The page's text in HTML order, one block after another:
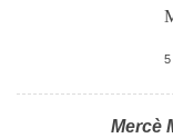
Mercè